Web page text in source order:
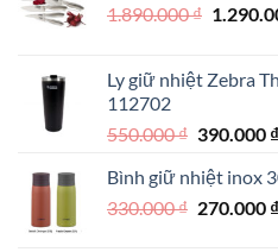
1.890.000₫ Giá
Ly giữ nhiệt Zebra
112702
550.000₫ Giá
là:
550.000 ₫.
390.000 ₫
Bình giữ nhiệt inox
330.000₫ Giá
270.000 ₫